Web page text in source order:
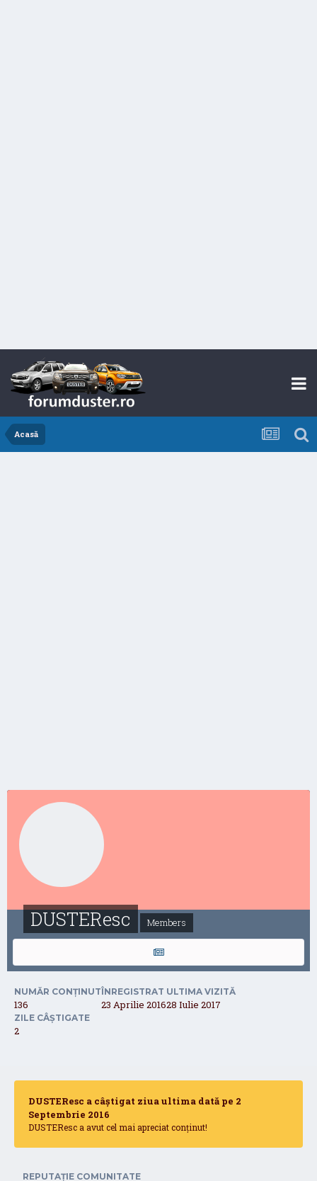
Acasă
DUSTEResc Members
NUMĂR CONȚINUT
136
ÎNREGISTRAT
23 Aprilie 2016
ULTIMA VIZITĂ
28 Iulie 2017
ZILE CÂȘTIGATE
2
DUSTEResc a câștigat ziua ultima dată pe 2
Septembrie 2016
DUSTEResc a avut cel mai apreciat conținut!
REPUTAȚIE COMUNITATE